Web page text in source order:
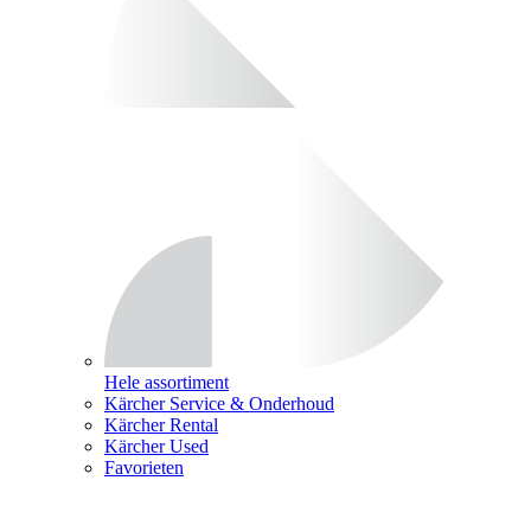
Hele assortiment
Kärcher Service & Onderhoud
Kärcher Rental
Kärcher Used
Favorieten